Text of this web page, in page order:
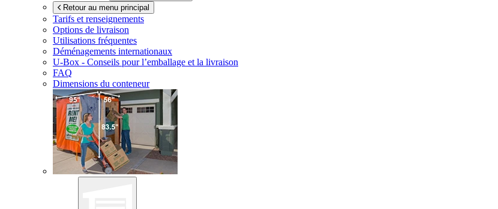
Retour au menu principal
Tarifs et renseignements
Options de livraison
Utilisations fréquentes
Déménagements internationaux
U-Box - Conseils pour l’emballage et la livraison
FAQ
Dimensions du conteneur